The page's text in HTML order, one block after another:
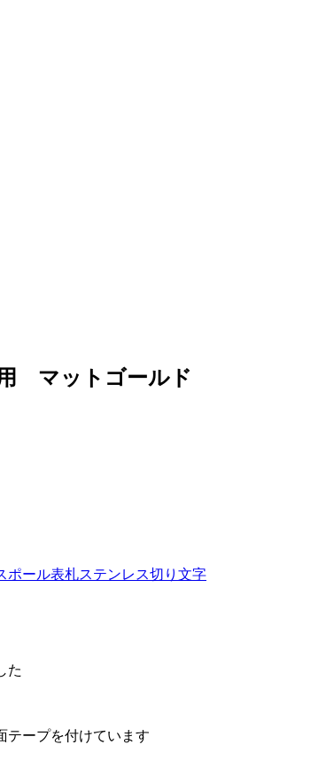
マットゴールド
ポール表札ステンレス切り文字
た
テープを付けています